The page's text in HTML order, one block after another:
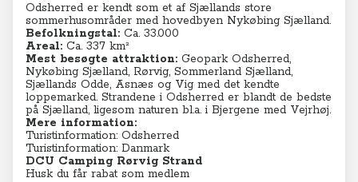
Odsherred er kendt som et af Sjællands store
sommerhusområder med hovedbyen Nykøbing Sjælland.
Befolkningstal: Ca. 33.000
Areal: Ca. 337 km²
Mest besøgte attraktion: Geopark Odsherred,
Nykøbing Sjælland, Rørvig, Sommerland Sjælland,
Sjællands Odde, Asnæs og Vig med det kendte
loppemarked. Strandene i Odsherred er blandt de bedste
på Sjælland, ligesom naturen bl.a. i Bjergene med Vejrhøj.
Mere information:
Turistinformation: Odsherred
Turistinformation: Danmark
DCU Camping Rørvig Strand
Husk du får rabat som medlem